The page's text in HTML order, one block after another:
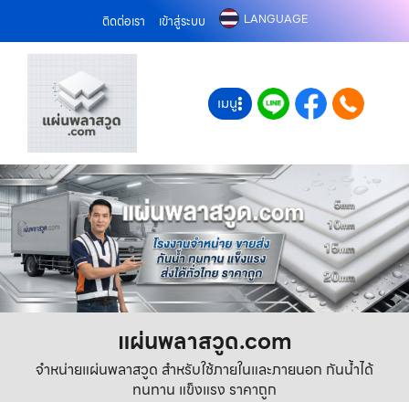
ติดต่อเรา เข้าสู่ระบบ LANGUAGE
เมนู
แผ่นพลาสวูด.com
จำหน่ายแผ่นพลาสวูด สำหรับใช้ภายในและภายนอก กันน้ำได้
ทนทาน แข็งแรง ราคาถูก